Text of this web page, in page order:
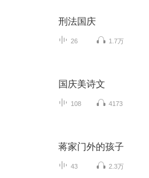
刑法国庆
26 1.7万
国庆美诗文
108 4173
蒋家门外的孩子
43 2.3万